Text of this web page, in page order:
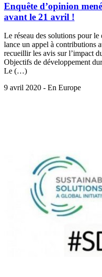
Enquête d’opinion
avant le 21 avril !
Le réseau des solutions pour
lance un appel à contributions
recueillir les avis sur l’impact
Objectifs de développement
Le (…)
9 avril 2020 - En Europe